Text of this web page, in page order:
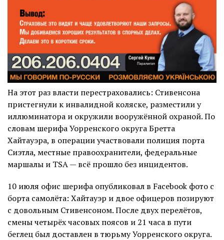
На этот раз власти перестраховались: Стивенсона
пристегнули к инвалидной коляске, разместили у
иллюминатора и окружили вооружённой охраной. По
словам шерифа Уорренского округа Бретта
Хайтауэра, в операции участвовали полиция порта
Сиэтла, местные правоохранители, федеральные
маршалы и TSA — всё прошло без инцидентов.
10 июля офис шерифа опубликовал в Facebook фото с
борта самолёта: Хайтауэр и двое офицеров позируют
с довольным Стивенсоном. После двух перелётов,
смены четырёх часовых поясов и 21 часа в пути
беглец был доставлен в тюрьму Уорренского округа.